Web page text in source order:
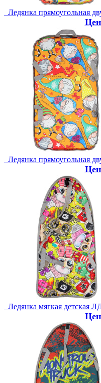
Ледянка прямоугольная
Ледянка прямоугольная
Ледянка мягкая детская